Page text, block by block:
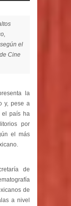
el
Cine
la
y, pese a
el país ha
por
el más
de
de
a nivel